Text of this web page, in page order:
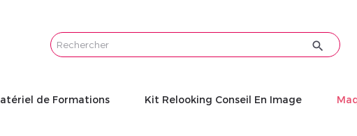

Email
de Formations Kit Relooking Conseil En Image